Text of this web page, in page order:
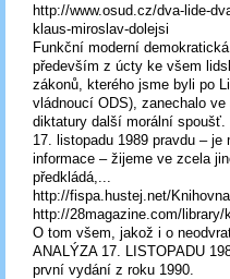
http://www.osud.cz/dva-lide-
klaus-miroslav-dolejsi
Funkční moderní
především z úcty ke všem
zákonů, kterého jsme byli po
vládnoucí ODS), zanechalo
diktatury další morální
17. listopadu 1989 pravdu –
informace – žijeme ve zcela
předkládá,...
http://fispa.hustej.net/
http://28magazine.com/
O tom všem, jakož i o
ANALÝZA 17. LISTOPADU
první vydání z roku 1990.